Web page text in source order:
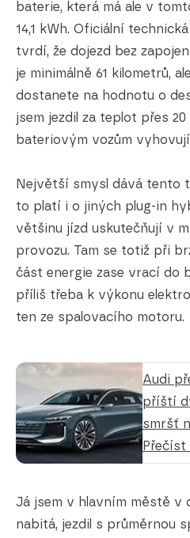
baterie, která má ale v
14,1 kWh. Oficiální
tvrdí, že dojezd bez
je minimálně 61 kilometrů,
dostanete na hodnotu o
jsem jezdil za teplot přes
bateriovým vozům
Největší smysl dává tento
to platí i o jiných plug-in
většinu jízd uskutečňují v
provozu. Tam se totiž při
část energie zase vrací do
příliš třeba k výkonu
ten ze spalovacího motoru.
Audi
příští
smršť
Přečíst
Já jsem v hlavním městě v
nabitá, jezdil s průměrnou